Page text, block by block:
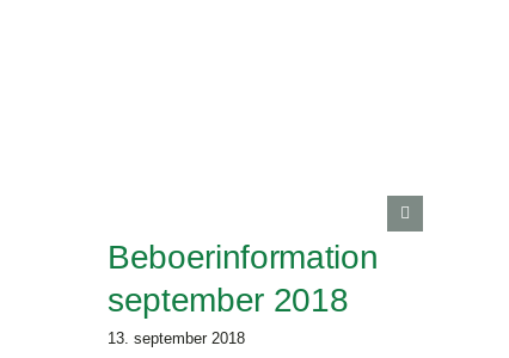
Beboerinformation
september 2018
13. september 2018